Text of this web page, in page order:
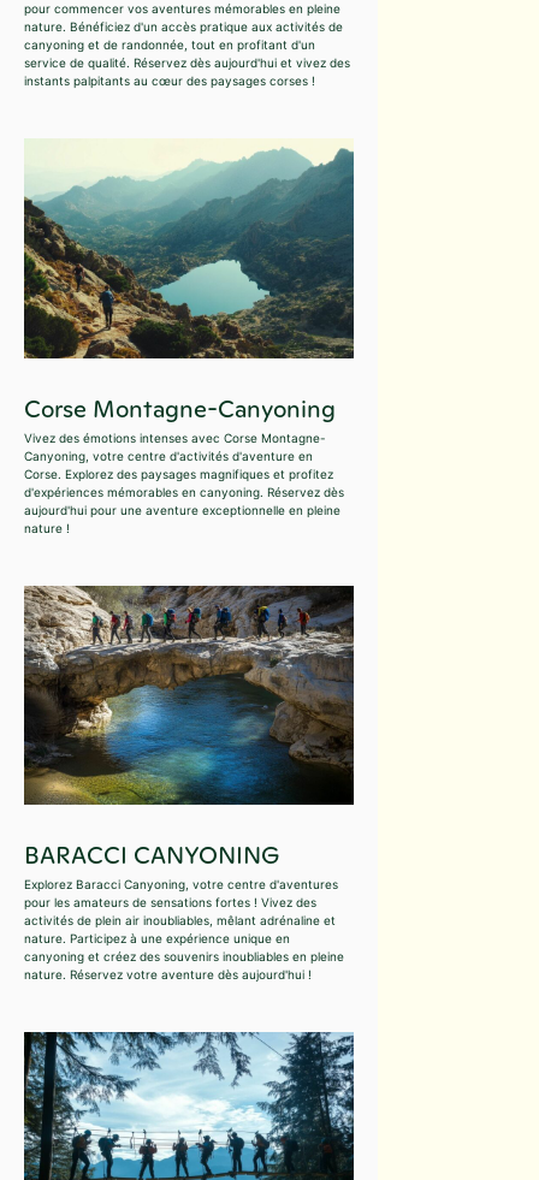
pour commencer vos aventures mémorables en pleine
nature. Bénéficiez d'un accès pratique aux activités de
canyoning et de randonnée, tout en profitant d'un
service de qualité. Réservez dès aujourd'hui et vivez des
instants palpitants au cœur des paysages corses !
Corse Montagne-Canyoning
Vivez des émotions intenses avec Corse Montagne-
Canyoning, votre centre d'activités d'aventure en
Corse. Explorez des paysages magnifiques et profitez
d'expériences mémorables en canyoning. Réservez dès
aujourd'hui pour une aventure exceptionnelle en pleine
nature !
BARACCI CANYONING
Explorez Baracci Canyoning, votre centre d'aventures
pour les amateurs de sensations fortes ! Vivez des
activités de plein air inoubliables, mêlant adrénaline et
nature. Participez à une expérience unique en
canyoning et créez des souvenirs inoubliables en pleine
nature. Réservez votre aventure dès aujourd'hui !